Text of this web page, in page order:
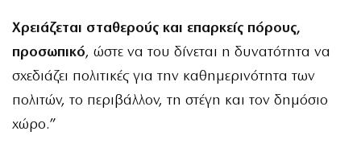
Χρειάζεται σταθερούς και επαρκείς πόρους,
προσωπικό, ώστε να του δίνεται η δυνατότητα να
σχεδιάζει πολιτικές για την καθημερινότητα των
πολιτών, το περιβάλλον, τη στέγη και τον δημόσιο
χώρο.”